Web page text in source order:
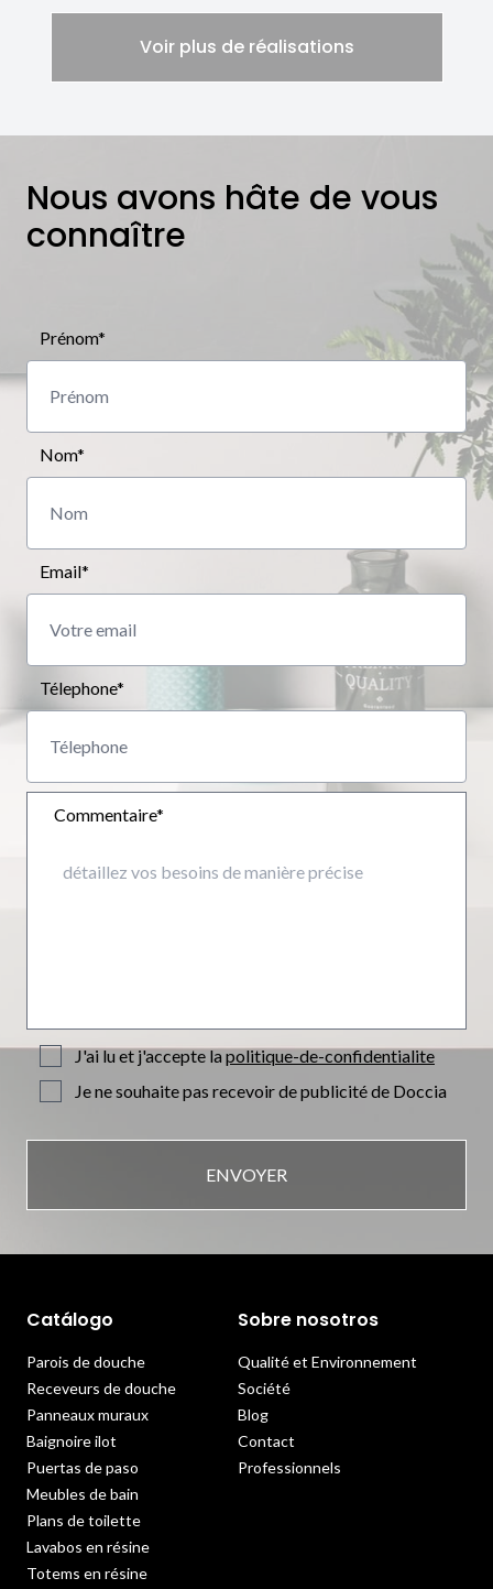
Voir plus de réalisations
Nous avons hâte de vous
connaître
Prénom*
Nom*
Email*
Télephone*
Commentaire*
J'ai lu et j'accepte lapolitique-de-confidentialite
Je ne souhaite pas recevoir de publicité de Doccia
ENVOYER
Catálogo
Parois de douche
Receveurs de douche
Panneaux muraux
Baignoire ilot
Puertas de paso
Meubles de bain
Plans de toilette
Lavabos en résine
Totems en résine
Sobre nosotros
Qualité et Environnement
Société
Blog
Contact
Professionnels